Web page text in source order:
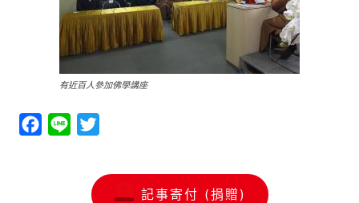
有近百人參加佛學講座
Facebook
Line
記事寄付 (捐贈)